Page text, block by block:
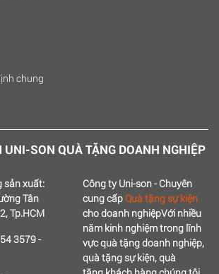
chung
UNI-SON QUÀ TẶNG DOANH NGHIỆP
sản xuất:
Tân
Tp.HCM
3579 -
Công ty Uni-son - Chuyên
cung cấp Quà tặng sự kiện
cho doanh nghiệpVới nhiều
năm kinh nghiệm trong lĩnh
vực quà tặng doanh nghiệp,
quà tặng sự kiện, quà